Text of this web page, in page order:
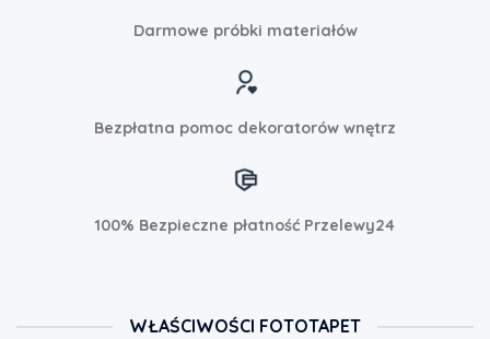
Darmowe próbki materiałów
Bezpłatna pomoc dekoratorów wnętrz
100% Bezpieczne płatność Przelewy24
WŁAŚCIWOŚCI FOTOTAPET